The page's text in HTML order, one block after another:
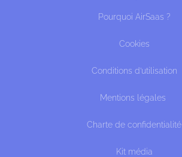
Pourquoi AirSaas ?
Cookies
Conditions d’utilisation
Mentions légales
Charte de confidentialité
Kit média